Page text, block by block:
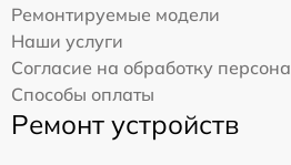
Ремонтируемые модели
Наши услуги
Согласие на обработку
Способы оплаты
Ремонт устройств